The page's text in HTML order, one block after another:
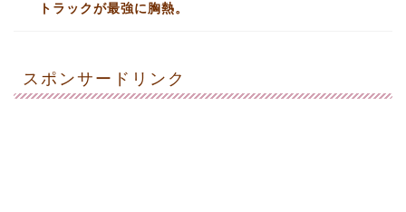
トラックが最強に胸熱。
スポンサードリンク